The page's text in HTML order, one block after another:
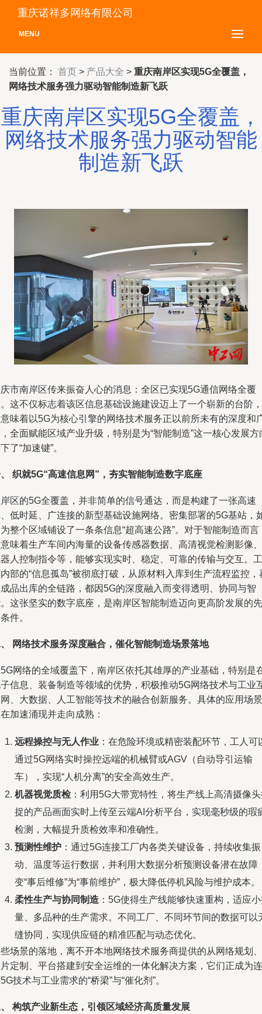
重庆诺祥多网络有限公司
MENU
当前位置： 首页 > 产品大全 > 重庆南岸区实现5G全覆盖，
网络技术服务强力驱动智能制造新飞跃
重庆南岸区实现5G全覆盖，
网络技术服务强力驱动智能
制造新飞跃
市南岸区传来振奋人心的消息：全区已实现5G通信网络全覆
这不仅标志着该区信息基础设施建设迈上了一个崭新的台阶，
味着以5G为核心引擎的网络技术服务正以前所未有的深度和
全面赋能区域产业升级，特别是为“智能制造”这一核心发展方
了“加速键”。
织就5G“高速信息网”，夯实智能制造数字底座
区的5G全覆盖，并非简单的信号通达，而是构建了一张高速
低时延、广连接的新型基础设施网络。密集部署的5G基站，
整个区域铺设了一条条信息“超高速公路”。对于智能制造而言
味着生产车间内海量的设备传感器数据、高清视觉检测影像、
人控制指令等，能够实现实时、稳定、可靠的传输与交互。工
部的“信息孤岛”被彻底打破，从原材料入库到生产流程监控，
品出库的全链路，都因5G的深度融入而变得透明、协同与智
这张坚实的数字底座，是南岸区智能制造迈向更高阶发展的先
件。
网络技术服务深度融合，催化智能制造场景落地
网络的全域覆盖下，南岸区依托其雄厚的产业基础，特别是
信息、装备制造等领域的优势，积极推动5G网络技术与工业
、大数据、人工智能等技术的融合创新服务。具体的应用场景
加速涌现并走向成熟：
远程操控与无人作业 ：在危险环境或精密装配环节，工人可
通过5G网络实时操控远端的机械臂或AGV（自动导引运输
车），实现“人机分离”的安全高效生产。
机器视觉质检：利用5G大带宽特性，将生产线上高清摄像
捉的产品画面实时上传至云端AI分析平台，实现毫秒级的瑕
检测，大幅提升质检效率和准确性。
预测性维护 ：通过5G连接工厂内各类关键设备，持续收集振
动、温度等运行数据，并利用大数据分析预测设备潜在故障
变“事后维修”为“事前维护”，极大降低停机风险与维护成本。
柔性生产与协同制造 ：5G使得生产线能够快速重构，适应
量、多品种的生产需求。不同工厂、不同环节间的数据可以
缝协同，实现供应链的精准匹配与动态优化。
场景的落地，离不开本地网络技术服务商提供的从网络规划、
定制、平台搭建到安全运维的一体化解决方案，它们正成为连
技术与工业需求的“桥梁”与“催化剂”。
构筑产业新生态，引领区域经济高质量发展